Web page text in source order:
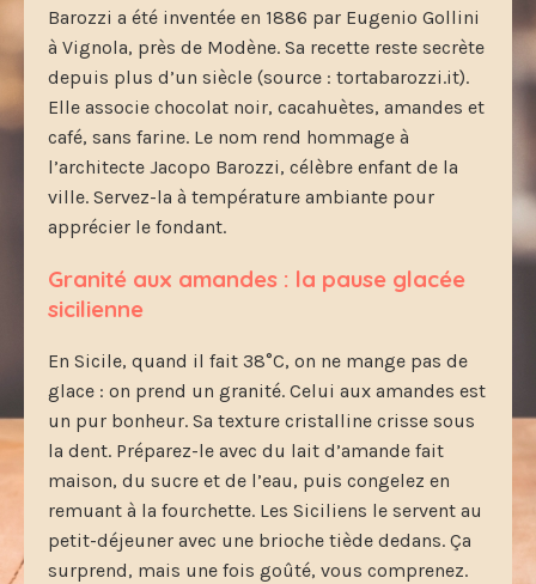
Barozzi a été inventée en 1886 par Eugenio Gollini
à Vignola, près de Modène. Sa recette reste secrète
depuis plus d’un siècle (source : tortabarozzi.it).
Elle associe chocolat noir, cacahuètes, amandes et
café, sans farine. Le nom rend hommage à
l’architecte Jacopo Barozzi, célèbre enfant de la
ville. Servez-la à température ambiante pour
apprécier le fondant.
Granité aux amandes : la pause glacée
sicilienne
En Sicile, quand il fait 38°C, on ne mange pas de
glace : on prend un granité. Celui aux amandes est
un pur bonheur. Sa texture cristalline crisse sous
la dent. Préparez-le avec du lait d’amande fait
maison, du sucre et de l’eau, puis congelez en
remuant à la fourchette. Les Siciliens le servent au
petit-déjeuner avec une brioche tiède dedans. Ça
surprend, mais une fois goûté, vous comprenez.